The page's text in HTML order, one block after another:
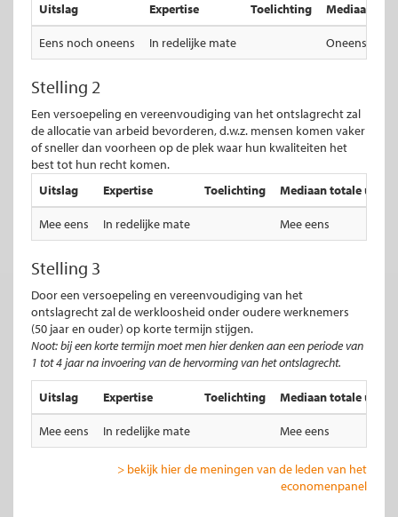
Uitslag
Expertise Toelichting Mediaan
Eens noch oneens In redelijke mate Oneens
Stelling 2
Een versoepeling en vereenvoudiging van het ontslagrecht zal
de allocatie van arbeid bevorderen, d.w.z. mensen komen vaker
of sneller dan voorheen op de plek waar hun kwaliteiten het
best tot hun recht komen.
Uitslag
Expertise Toelichting Mediaan totale
Mee eens In redelijke mate Mee eens
Stelling 3
Door een versoepeling en vereenvoudiging van het
ontslagrecht zal de werkloosheid onder oudere werknemers
(50 jaar en ouder) op korte termijn stijgen.
Noot: bij een korte termijn moet men hier denken aan een periode van
1 tot 4 jaar na invoering van de hervorming van het ontslagrecht.
Uitslag Expertise Toelichting Mediaan totale
Mee eens In redelijke mate Mee eens
> bekijk hier de meningen van de leden van het
economenpanel